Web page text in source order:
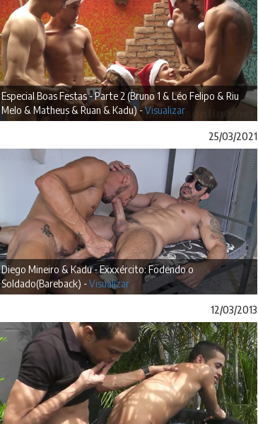
Especial Boas Festas - Parte 2 (Bruno 1 & Léo Felipo & Riu
Melo & Matheus & Ruan & Kadu) -Visualizar
25/03/2021
Diego Mineiro & Kadu - Exxxército: Fodendo o
Soldado(Bareback) -Visualizar
12/03/2013